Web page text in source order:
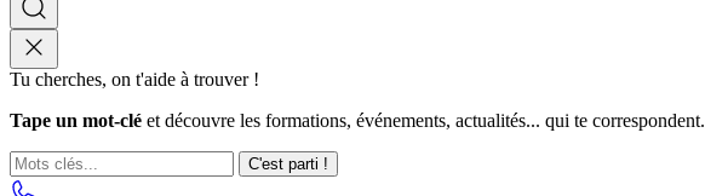
Tu cherches, on t'aide à trouver !
Tape un mot-clé et découvre les formations, événements, actualités... qui te correspondent.
C'est parti !